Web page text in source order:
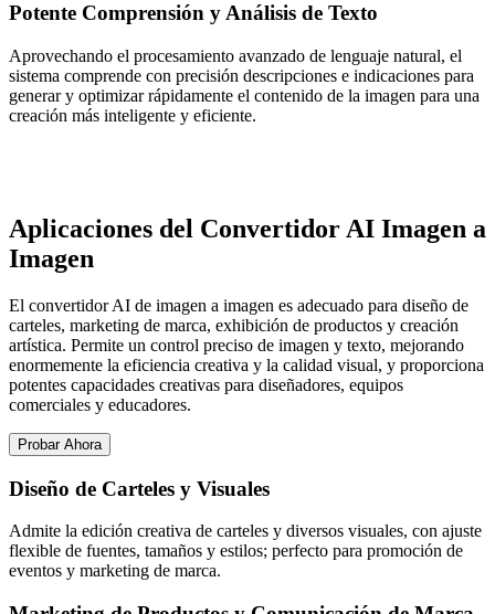
Potente Comprensión y Análisis de Texto
Aprovechando el procesamiento avanzado de lenguaje natural, el
sistema comprende con precisión descripciones e indicaciones para
generar y optimizar rápidamente el contenido de la imagen para una
creación más inteligente y eficiente.
Aplicaciones del Convertidor AI Imagen a
Imagen
El convertidor AI de imagen a imagen es adecuado para diseño de
carteles, marketing de marca, exhibición de productos y creación
artística. Permite un control preciso de imagen y texto, mejorando
enormemente la eficiencia creativa y la calidad visual, y proporciona
potentes capacidades creativas para diseñadores, equipos
comerciales y educadores.
Probar Ahora
Diseño de Carteles y Visuales
Admite la edición creativa de carteles y diversos visuales, con ajuste
flexible de fuentes, tamaños y estilos; perfecto para promoción de
eventos y marketing de marca.